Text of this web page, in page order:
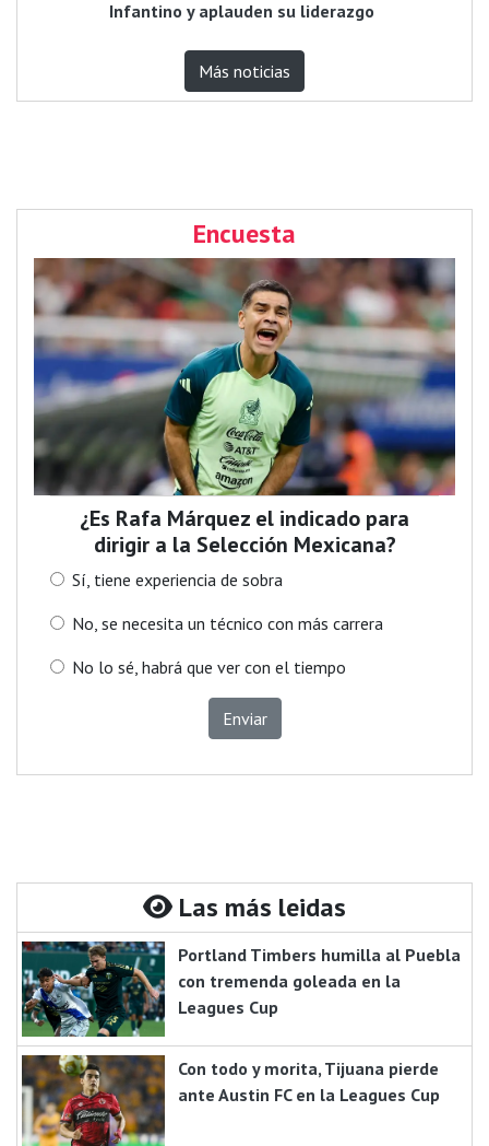
Infantino y aplauden su liderazgo
Más noticias
Encuesta
¿Es Rafa Márquez el indicado para
dirigir a la Selección Mexicana?
Sí, tiene experiencia de sobra
No, se necesita un técnico con más carrera
No lo sé, habrá que ver con el tiempo
Enviar
Las más leidas
Portland Timbers humilla al Puebla
con tremenda goleada en la
Leagues Cup
Con todo y morita, Tijuana pierde
ante Austin FC en la Leagues Cup